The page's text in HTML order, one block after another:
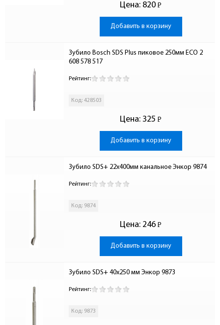
Цена: 820 Р
-
Добавить в корзину
Зубило Bosch SDS Plus пиковое 250мм ECO 2
608 578 517
Рейтинг:
Код: 428503
Цена: 325 Р
-
Добавить в корзину
Зубило SDS+ 22х400мм канальное Энкор 9874
Рейтинг:
Код: 9874
Цена: 246 Р
-
Добавить в корзину
Зубило SDS+ 40х250 мм Энкор 9873
Рейтинг:
Код: 9873